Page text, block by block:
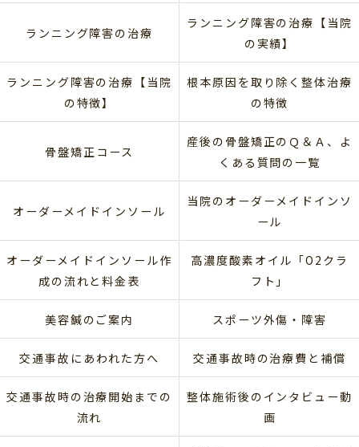
ランニング障害の治療
ランニング障害の治療【当院
の実績】
ランニング障害の治療【当院
の特徴】
根本原因を取り除く整体治療
の特徴
骨盤矯正コース
産後の骨盤矯正のＱ＆Ａ、よ
くある質問の一覧
オーダーメイドインソール
当院のオーダーメイドインソ
ール
オーダーメイドインソール作
成の流れと料金表
高濃度酸素オイル「O2クラ
フト」
美容鍼のご案内 スポーツ外傷・障害
交通事故にあわれた方へ 交通事故時の治療費と補償
交通事故時の治療開始までの
流れ
整体施術後のインタビュー動
画